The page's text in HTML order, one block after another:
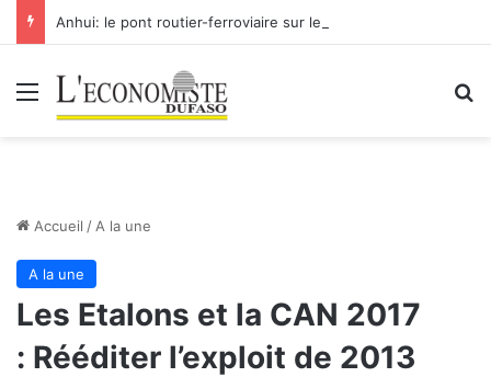
Menu
Accueil / A la une
A la une
Les Etalons et la CAN 2017
: Rééditer l’exploit de 2013